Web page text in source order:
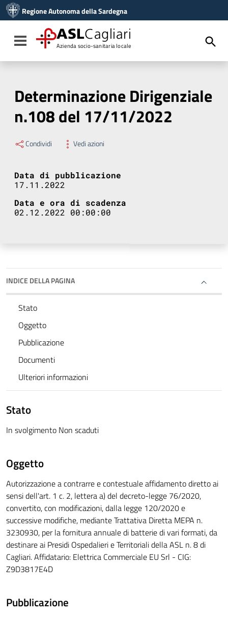
Vai al menu di navigazione
Vai al footer
Regione Autonoma della Sardegna
Toggle navigation
ASLCagliari
Azienda socio-sanitaria locale
Determinazione Dirigenziale
n.108 del 17/11/2022
Condividi Vedi azioni
Data di pubblicazione
17.11.2022
Data e ora di scadenza
02.12.2022 00:00:00
INDICE DELLA PAGINA
Stato
Oggetto
Pubblicazione
Documenti
Ulteriori informazioni
Stato
In svolgimento Non scaduti
Oggetto
Autorizzazione a contrarre e contestuale affidamento diretto ai
sensi dell'art. 1 c. 2, lettera a) del decreto-legge 76/2020,
convertito, con modificazioni, dalla legge 120/2020 e
successive modifiche, mediante Trattativa Diretta MEPA n.
3230930, per la fornitura annuale di batterie di vari formati, da
destinare ai Presidi Ospedalieri e Territoriali della ASL n. 8 di
Cagliari. Affidatario: Elettrica Commerciale EU Srl - CIG:
Z9D3817E4D
Pubblicazione